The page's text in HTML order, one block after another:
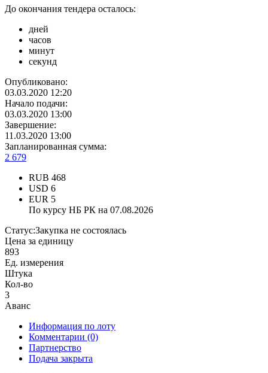
До окончания тендера осталось:
дней
часов
минут
секунд
Опубликовано:
03.03.2020 12:20
Начало подачи:
03.03.2020 13:00
Завершение:
11.03.2020 13:00
Запланированная сумма:
2 679
RUB 468
USD 6
EUR 5
По курсу НБ РК на 07.08.2026
Статус:Закупка не состоялась
Цена за единицу
893
Ед. измерения
Штука
Кол-во
3
Аванс
Информация по лоту
Комментарии (0)
Партнерство
Подача закрыта